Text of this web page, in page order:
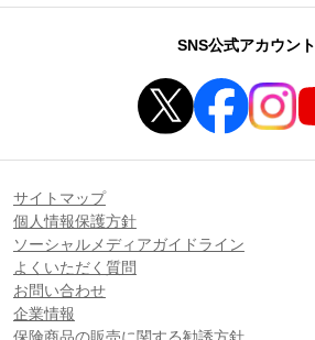
SNS公式アカウント
サイトマップ
個人情報保護方針
ソーシャルメディアガイドライン
よくいただく質問
お問い合わせ
企業情報